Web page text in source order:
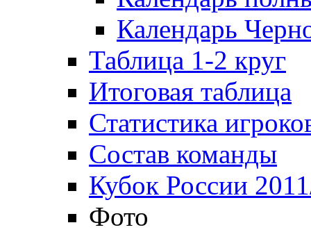
Календарь
Таблица 1-2 круг
Итоговая таблица
Статистика
Состав команды
Кубок России
Фото